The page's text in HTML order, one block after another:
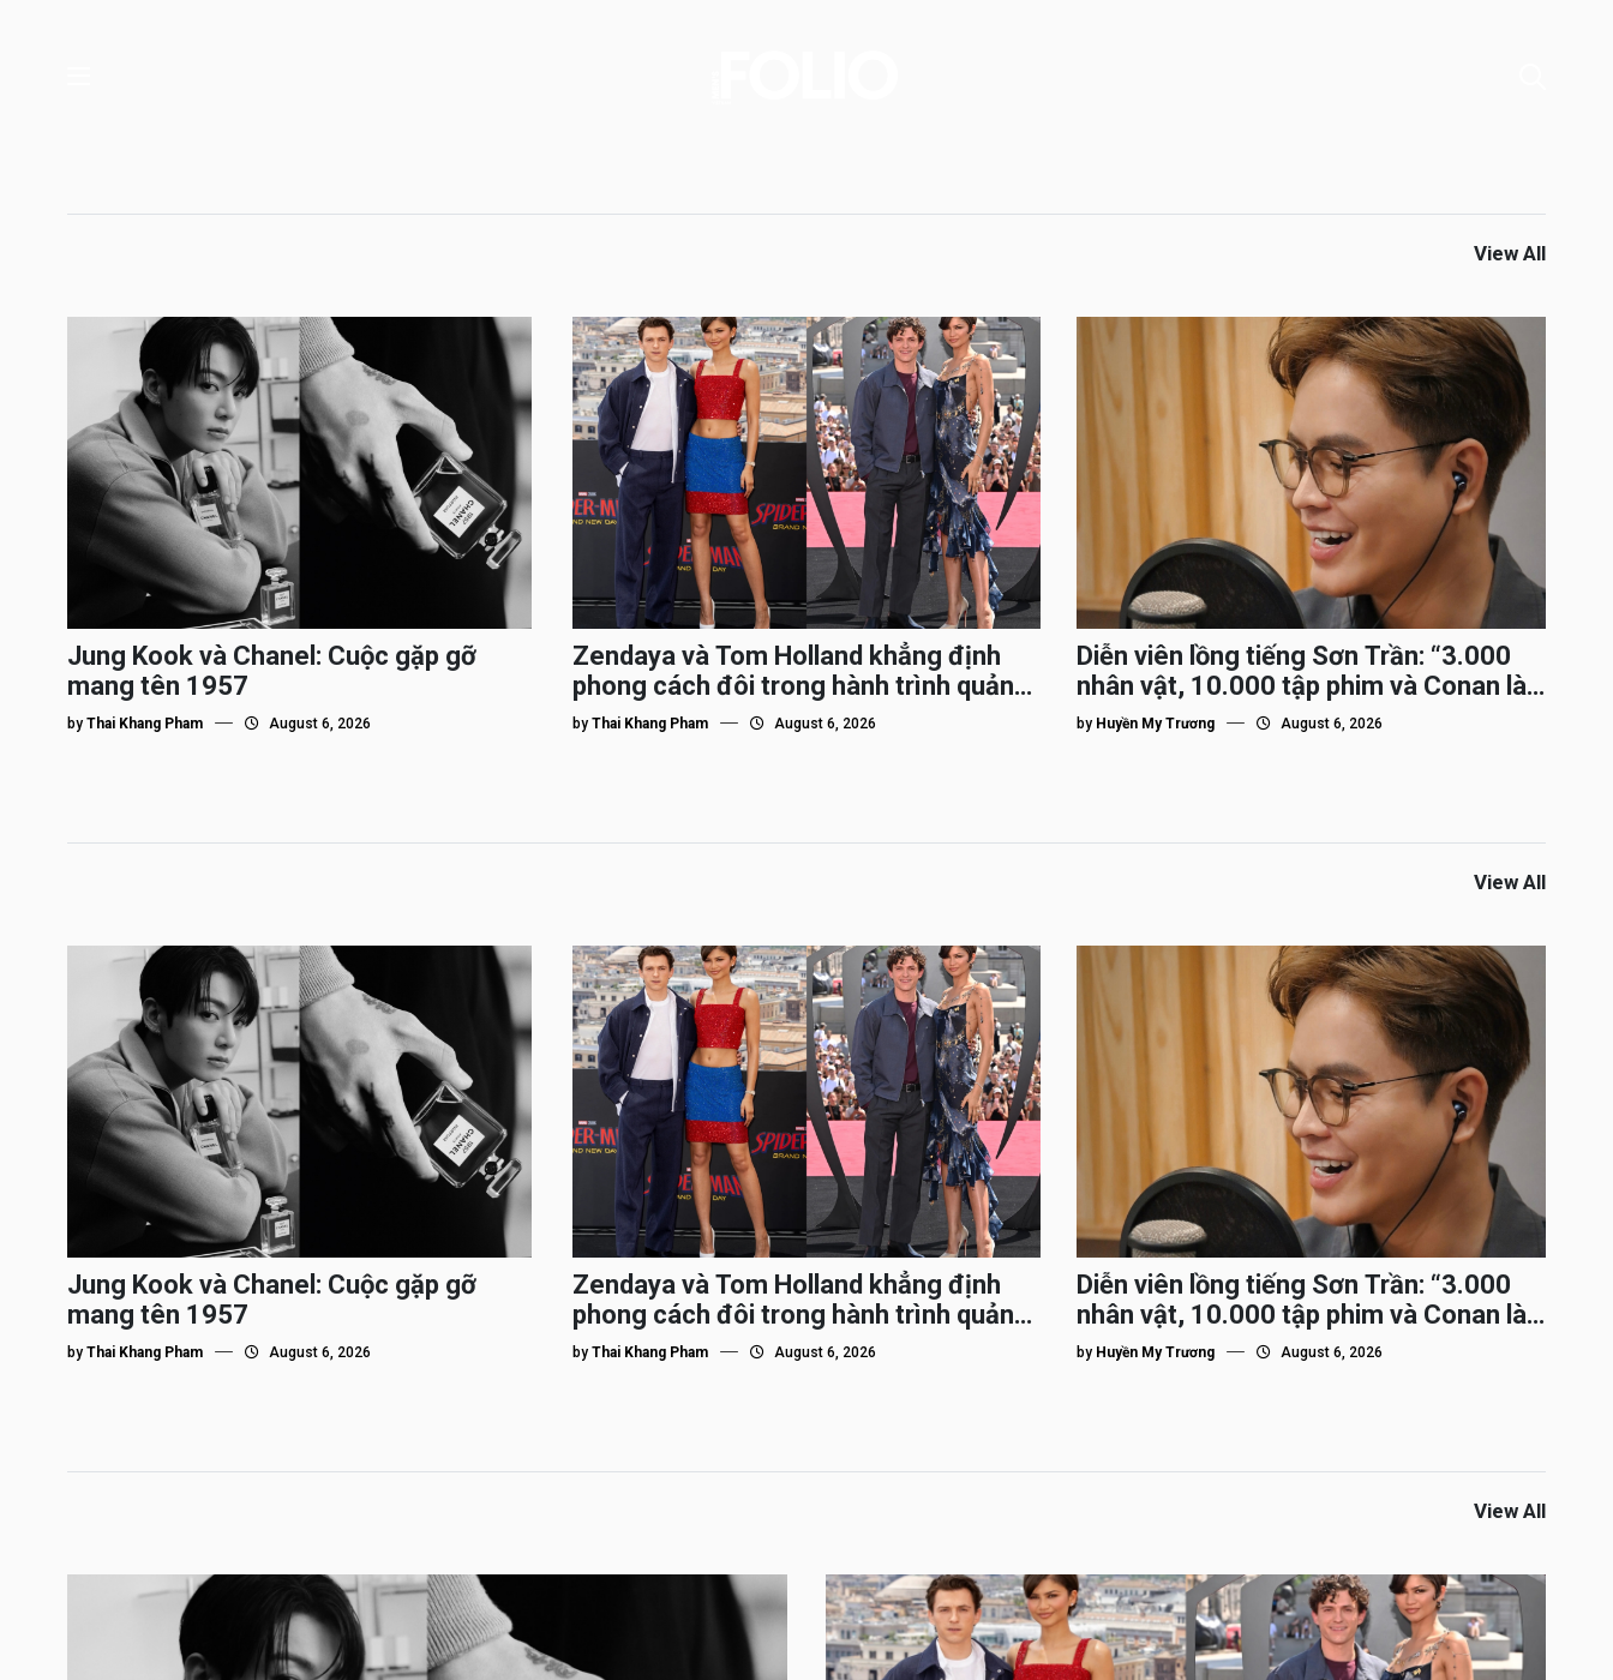
View All
Jung Kook và Chanel: Cuộc gặp gỡ
mang tên 1957
by Thai Khang Pham August 6, 2026
Zendaya và Tom Holland khẳng định
phong cách đôi trong hành trình quảng
bá Spider-Man
by Thai Khang Pham August 6, 2026
Diễn viên lồng tiếng Sơn Trần: “3.000
nhân vật, 10.000 tập phim và Conan là
nhân vật gắn bó lâu nhất”
by Huyền My Trương August 6, 2026
View All
Jung Kook và Chanel: Cuộc gặp gỡ
mang tên 1957
by Thai Khang Pham August 6, 2026
Zendaya và Tom Holland khẳng định
phong cách đôi trong hành trình quảng
bá Spider-Man
by Thai Khang Pham August 6, 2026
Diễn viên lồng tiếng Sơn Trần: “3.000
nhân vật, 10.000 tập phim và Conan là
nhân vật gắn bó lâu nhất”
by Huyền My Trương August 6, 2026
View All